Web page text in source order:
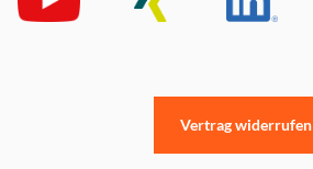
Vertrag widerrufen